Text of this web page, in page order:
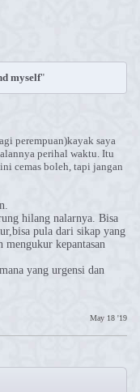
myself"
perempuan)kayak saya
perihal waktu. Itu
cemas boleh, tapi jangan
hilang nalarnya. Bisa
pula dari sikap yang
mengukur kepantasan
yang urgensi dan
May 18 '19